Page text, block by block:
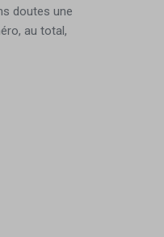
doutes une
au total,